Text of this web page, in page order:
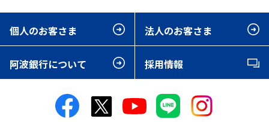
個人のお客さま 法人のお客さま
阿波銀行について 採用情報